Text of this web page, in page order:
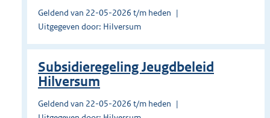
Geldend van 22-05-2026 t/m heden
Uitgegeven door: Hilversum
Subsidieregeling Jeugdbeleid
Hilversum
Geldend van 22-05-2026 t/m heden